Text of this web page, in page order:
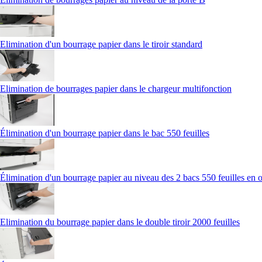
Elimination d'un bourrage papier dans le tiroir standard
Elimination de bourrages papier dans le chargeur multifonction
Élimination d'un bourrage papier dans le bac 550 feuilles
Élimination d'un bourrage papier au niveau des 2 bacs 550 feuilles en
Elimination du bourrage papier dans le double tiroir 2000 feuilles